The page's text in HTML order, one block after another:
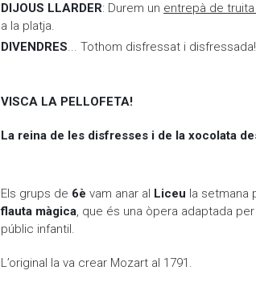
DIJOUS LLARDER: Durem un entrepà de
a la platja.
DIVENDRES... Tothom disfressat i disfressada!
VISCA LA PELLOFETA!
La reina de les disfresses i de la xocolata
Els grups de 6è vam anar al Liceu la setmana
flauta màgica, que és una òpera adaptada
públic infantil.
L’original la va crear Mozart al 1791.